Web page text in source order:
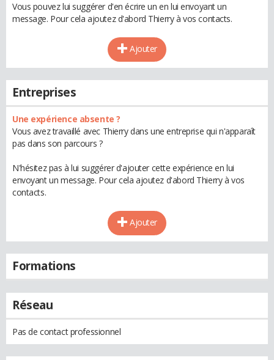
Vous pouvez lui suggérer d'en écrire un en lui envoyant un
message. Pour cela ajoutez d'abord Thierry à vos contacts.
Ajouter
Entreprises
Une expérience absente ?
Vous avez travaillé avec Thierry dans une entreprise qui n'apparaît
pas dans son parcours ?
N'hésitez pas à lui suggérer d'ajouter cette expérience en lui
envoyant un message. Pour cela ajoutez d'abord Thierry à vos
contacts.
Ajouter
Formations
Réseau
Pas de contact professionnel